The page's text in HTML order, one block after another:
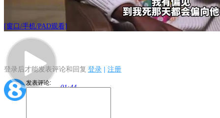
01:44
[窗口/手机/PAD观看]
登录后才能发表评论和回复 登录 | 注册
发表评论: